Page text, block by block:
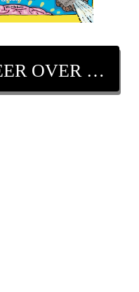
MEER OVER DIT BOEK